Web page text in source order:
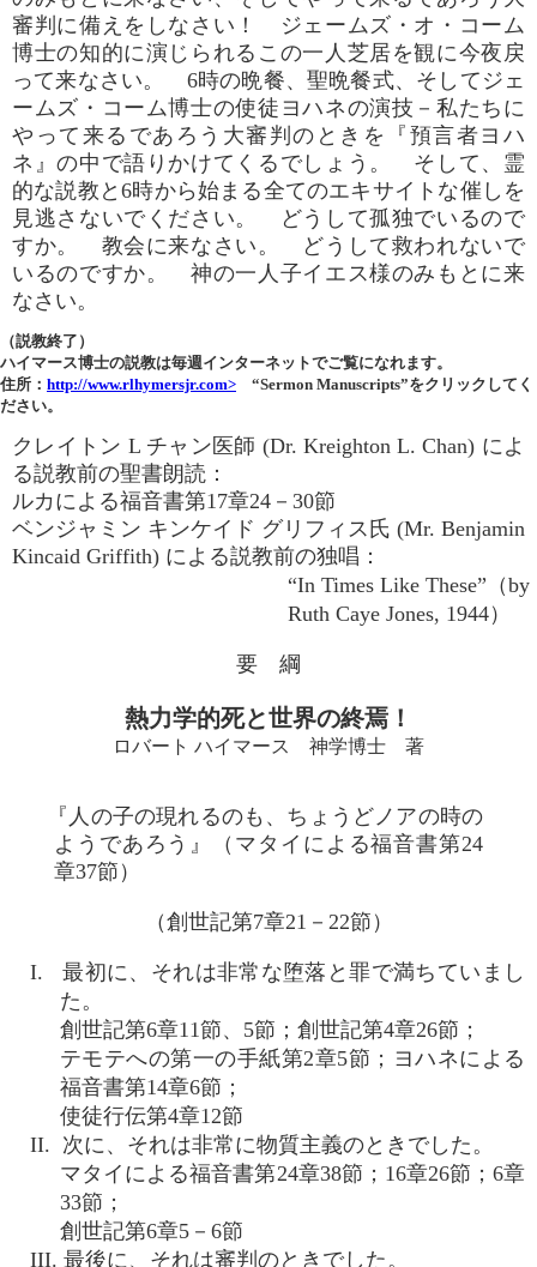
審判に備えをしなさい！ ジェームズ・オ・コーム
博士の知的に演じられるこの一人芝居を観に今夜戻
って来なさい。 6時の晩餐、聖晩餐式、そしてジェ
ームズ・コーム博士の使徒ヨハネの演技－私たちに
やって来るであろう大審判のときを『預言者ヨハ
ネ』の中で語りかけてくるでしょう。 そして、霊
的な説教と6時から始まる全てのエキサイトな催しを
見逃さないでください。 どうして孤独でいるので
すか。 教会に来なさい。 どうして救われないで
いるのですか。 神の一人子イエス様のみもとに来
なさい。
（説教終了）
ハイマース博士の説教は毎週インターネットでご覧になれます。
住所： http://www.rlhymersjr.com> “Sermon Manuscripts”をクリックしてく
ださい。
クレイトン L チャン医師 (Dr. Kreighton L. Chan) によ
る説教前の聖書朗読：
ルカによる福音書第17章24－30節
ベンジャミン キンケイド グリフィス氏 (Mr. Benjamin
Kincaid Griffith) による説教前の独唱：
“In Times Like These”（by
Ruth Caye Jones, 1944）
要 綱
熱力学的死と世界の終焉！
ロバート ハイマース 神学博士 著
『人の子の現れるのも、ちょうどノアの時の
ようであろう』（マタイによる福音書第24
章37節）
（創世記第7章21－22節）
I. 最初に、それは非常な堕落と罪で満ちていまし
た。
創世記第6章11節、5節；創世記第4章26節；
テモテへの第一の手紙第2章5節；ヨハネによる
福音書第14章6節；
使徒行伝第4章12節
II. 次に、それは非常に物質主義のときでした。
マタイによる福音書第24章38節；16章26節；6章
33節；
創世記第6章5－6節
III. 最後に、それは審判のときでした。